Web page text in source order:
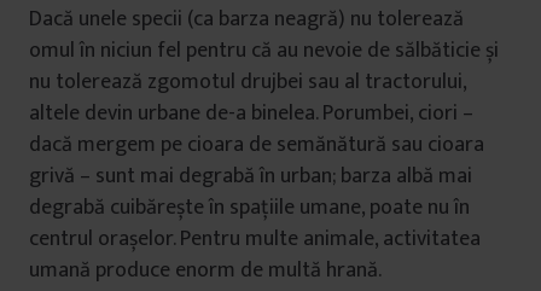
Dacă unele specii (ca barza neagră) nu tolerează
omul în niciun fel pentru că au nevoie de sălbăticie și
nu tolerează zgomotul drujbei sau al tractorului,
altele devin urbane de-a binelea. Porumbei, ciori –
dacă mergem pe cioara de semănătură sau cioara
grivă – sunt mai degrabă în urban; barza albă mai
degrabă cuibărește în spațiile umane, poate nu în
centrul orașelor. Pentru multe animale, activitatea
umană produce enorm de multă hrană.